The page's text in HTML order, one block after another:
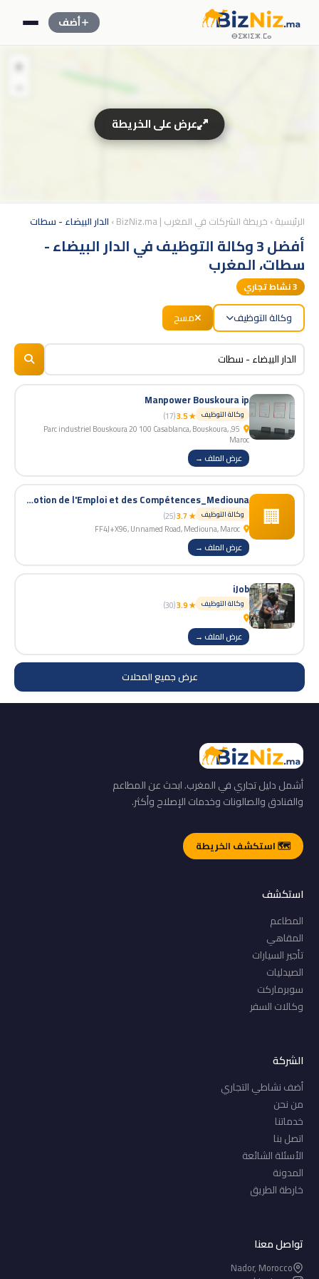
ⴱⵉⵣⵏⵉⵣ.ⵎⴰ
أضف
الرئيسية› خريطة الشركات في المغرب | BizNiz.ma › الدار البيضاء - سطات
أفضل 3 وكالة التوظيف في الدار البيضاء -
سطات، المغرب
3نشاط تجاري
وكالة التوظيف مسح
Manpower Bouskoura ip
وكالة التوظيف ★ 3.5
(17)
95, Parc industriel Bouskoura 20 100 Casablanca, Bouskoura,
Maroc
عرض الملف →
🏢
ANAPEC : Agence Nationale de Promotion de l'Emploi et des Compétences_Mediouna
وكالة التوظيف ★ 3.7
(25)
عرض الملف →
iJob
وكالة التوظيف ★ 3.9
(30)
عرض الملف →
عرض جميع المحلات
+
BizNiz.ma
عرض على الخريطة
أشمل دليل تجاري في المغرب. ابحث عن المطاعم
والفنادق والصالونات وخدمات الإصلاح وأكثر.
🗺️ استكشف الخريطة
استكشف
المطاعم
المقاهي
تأجير السيارات
الصيدليات
سوبرماركت
وكالات السفر
الشركة
أضف نشاطي التجاري
من نحن
خدماتنا
اتصل بنا
الأسئلة الشائعة
المدونة
خارطة الطريق
تواصل معنا
Nador, Morocco